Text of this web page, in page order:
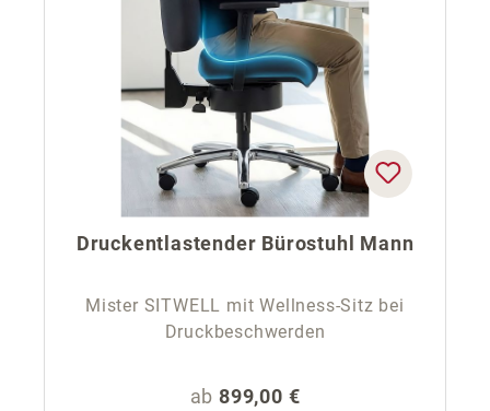
Druckentlastender Bürostuhl Mann
Mister SITWELL mit Wellness-Sitz bei
Druckbeschwerden
Regulärer Preis:
ab 899,00 €